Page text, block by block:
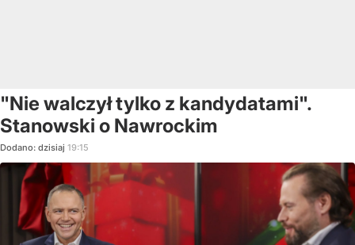
"Nie walczył tylko z kandydatami".
Stanowski o Nawrockim
Dodano: dzisiaj 19:15